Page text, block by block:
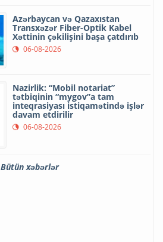
Azərbaycan və Qazaxıstan
Transxəzər Fiber-Optik Kabel
Xəttinin çəkilişini başa çatdırıb
06-08-2026
Nazirlik: “Mobil notariat”
tətbiqinin “mygov”a tam
inteqrasiyası istiqamətində işlər
davam etdirilir
06-08-2026
Bütün xəbərlər